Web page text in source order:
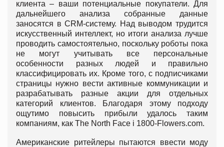
клиента – ваши потенциальные покупатели. Для
дальнейшего анализа собранные данные
заносятся в CRM-систему. Над выводом трудится
искусственный интеллект, но итоги анализа лучше
проводить самостоятельно, поскольку роботы пока
не могут учитывать все персональные
особенности разных людей и правильно
классифицировать их. Кроме того, с подписчиками
страницы нужно вести активные коммуникации и
разрабатывать разные акции для отдельных
категорий клиентов. Благодаря этому подходу
ощутимо повысить прибыли удалось таким
компаниям, как The North Face і 1800-Flowers.com.
Американские ритейлеры пытаются ввести моду